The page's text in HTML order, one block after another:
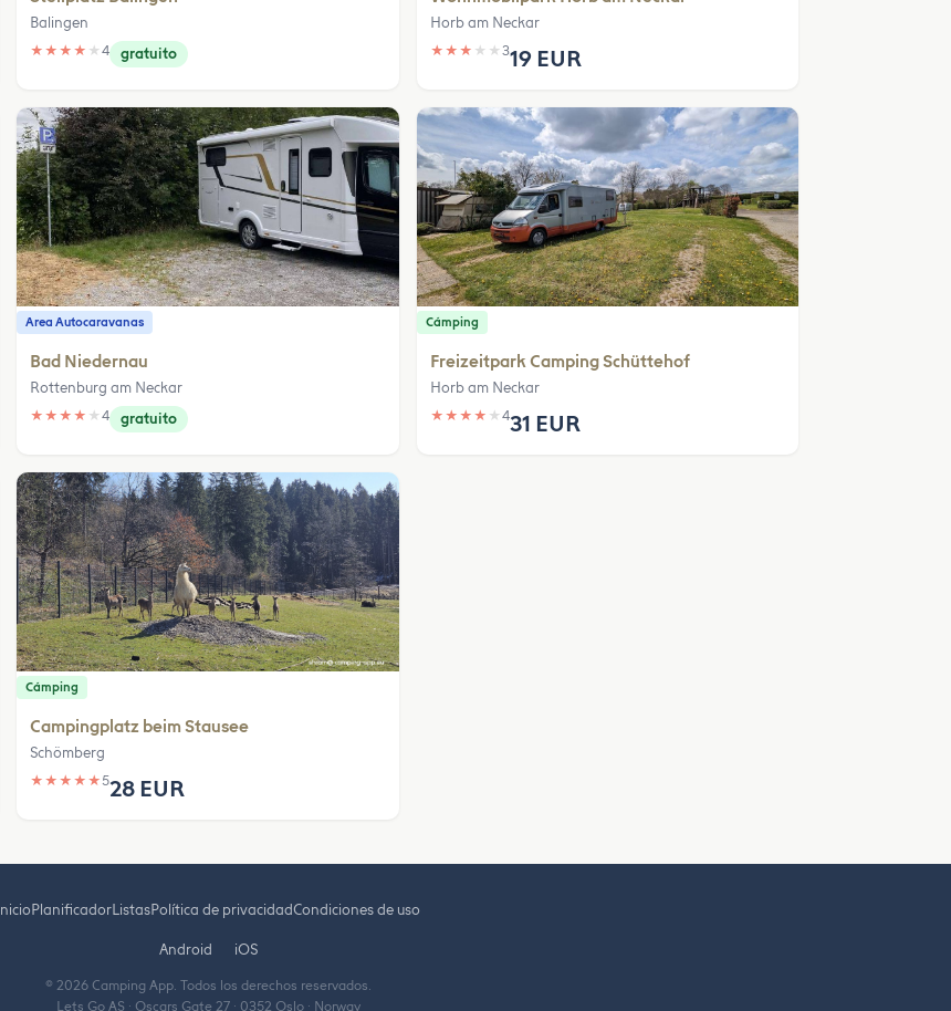
Balingen
★ ★ ★ ★ ★4 gratuito
Horb am Neckar
★ ★ ★ ★ ★ 319 EUR
Area Autocaravanas
Bad Niedernau
Rottenburg am Neckar
★ ★ ★ ★ ★4 gratuito
Cámping
Freizeitpark Camping Schüttehof
Horb am Neckar
★ ★ ★ ★ ★ 431 EUR
Cámping
Campingplatz beim Stausee
Schömberg
★ ★ ★ ★ ★528 EUR
Inicio PlanificadorListasPolítica de privacidadCondiciones de uso
Android iOS
© 2026 Camping App. Todos los derechos reservados.
Lets Go AS · Oscars Gate 27 · 0352 Oslo · Norway